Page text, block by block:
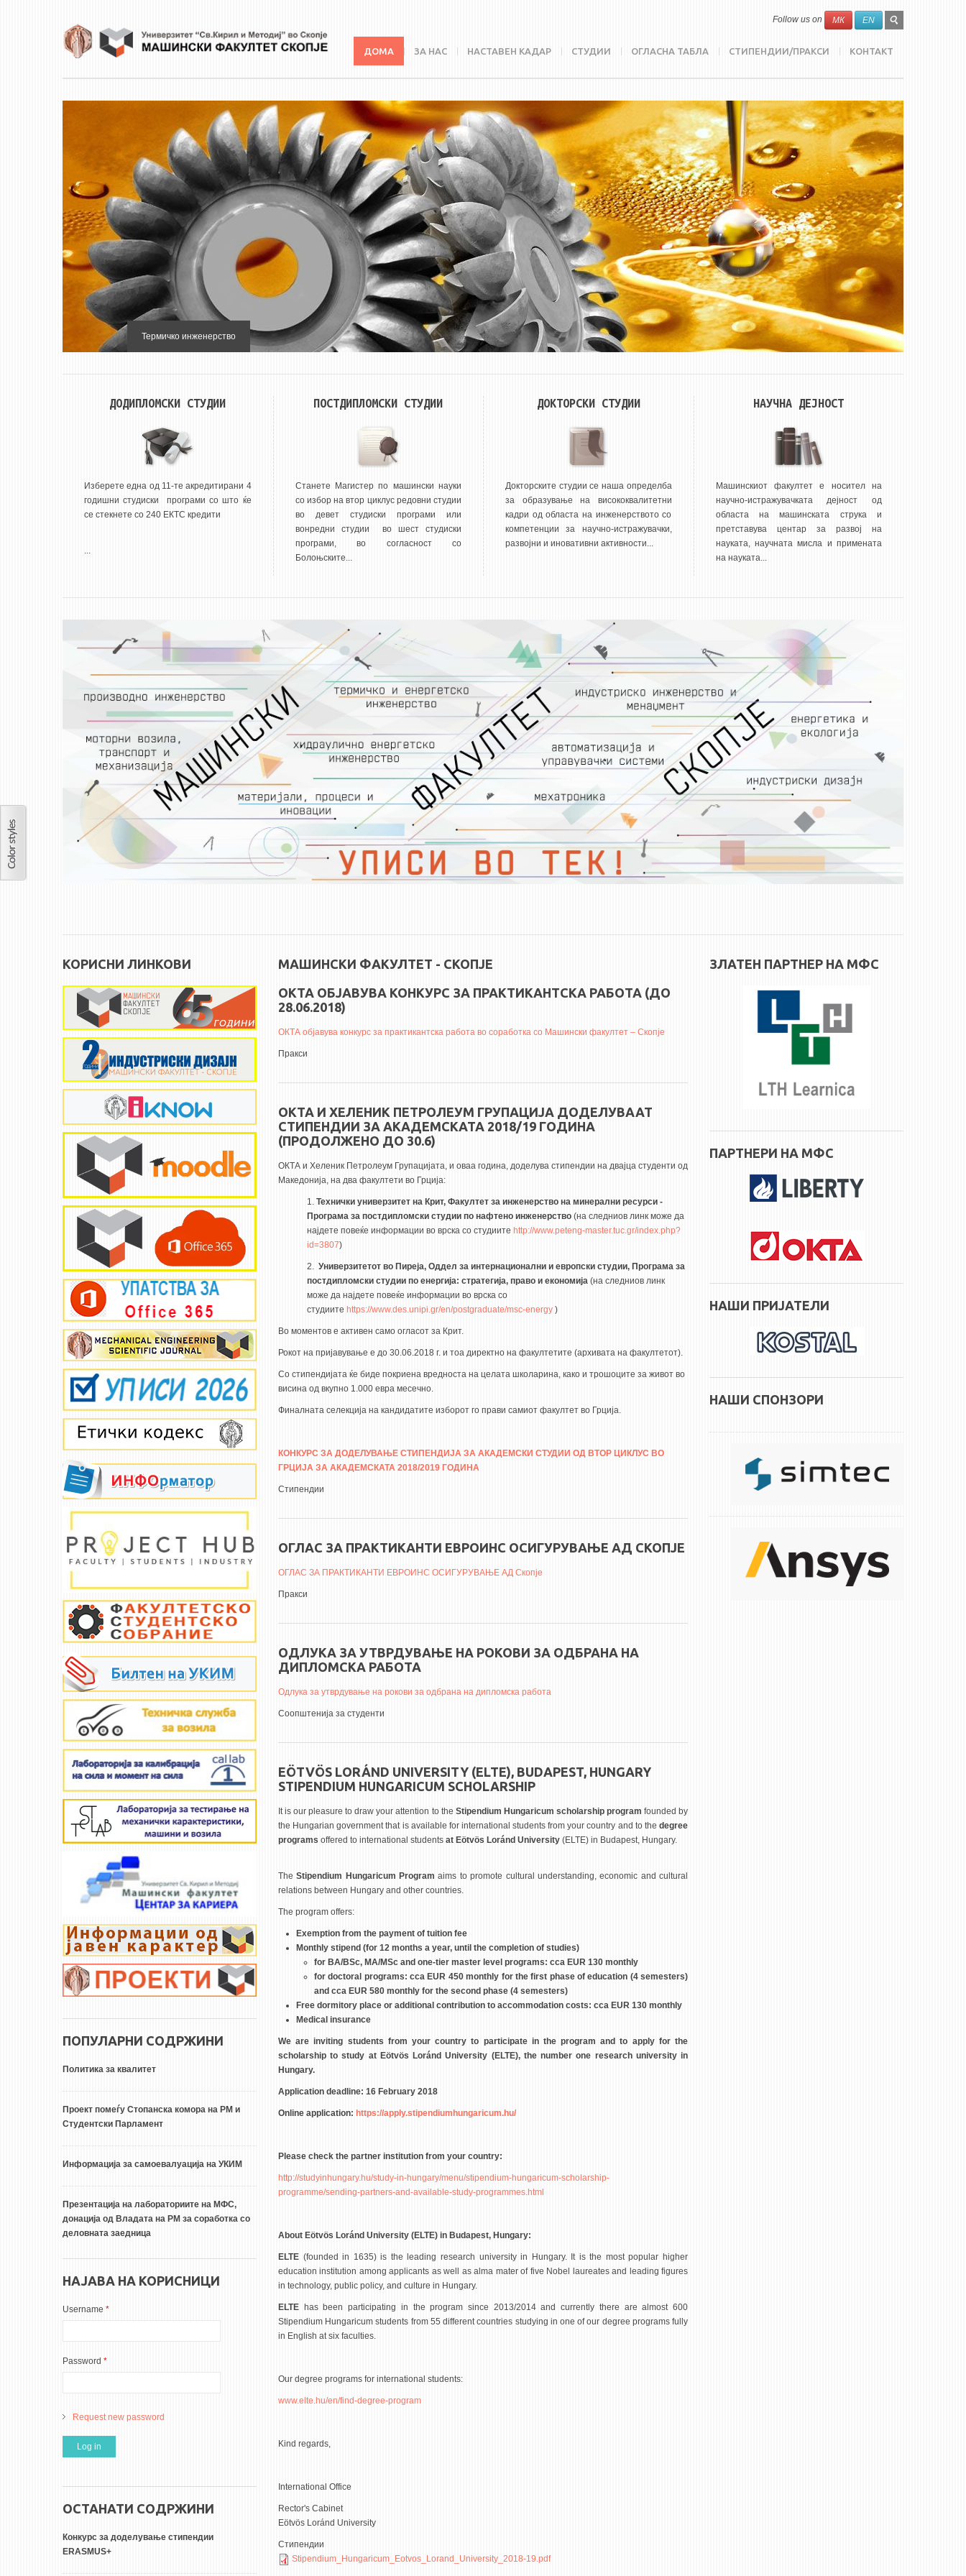
SEARCH
FORM
Search
Follow us on МК EN
ДОМА ЗА НАС НАСТАВЕН КАДАР СТУДИИ ОГЛАСНА ТАБЛА СТИПЕНДИИ/ПРАКСИ КОНТАКТ
Моторни возила
ДОДИПЛОМСКИ СТУДИИ
Изберете една од 11-те акредитирани 4
годишни студиски програми со што ќе
се стекнете со 240 ЕКТС кредити
...
ПОСТДИПЛОМСКИ СТУДИИ
Станете Магистер по машински науки
со избор на втор циклус редовни студии
во девет студиски програми или
вонредни студии во шест студиски
програми, во согласност со
Болоњските...
ДОКТОРСКИ СТУДИИ
Докторските студии се наша определба
за образување на висококвалитетни
кадри од областа на инженерството со
компетенции за научно-истражувачки,
развојни и иновативни активности...
НАУЧНА ДЕЈНОСТ
Машинскиот факултет е носител на
научно-истражувачката дејност од
областа на машинската струка и
претставува центар за развој на
науката, научната мисла и примената
на науката...
КОРИСНИ ЛИНКОВИ
ПОПУЛАРНИ СОДРЖИНИ
Политика за квалитет
Проект помеѓу Стопанска комора на РМ и
Студентски Парламент
Информација за самоевалуација на УКИМ
Презентација на лабораториите на МФС,
донација од Владата на РМ за соработка со
деловната заедница
НАЈАВА НА КОРИСНИЦИ
Username *
Password *
Request new password
ОСТАНАТИ СОДРЖИНИ
Конкурс за доделување стипендии
ERASMUS+
МАШИНСКИ ФАКУЛТЕТ - СКОПЈЕ
ОКТА ОБЈАВУВА КОНКУРС ЗА ПРАКТИКАНТСКА РАБОТА (ДО
28.06.2018)
ОКТА објавува конкурс за практикантска работа во соработка со Машински факултет – Скопје
Пракси
ОКТА И ХЕЛЕНИК ПЕТРОЛЕУМ ГРУПАЦИЈА ДОДЕЛУВААТ
СТИПЕНДИИ ЗА АКАДЕМСКАТА 2018/19 ГОДИНА
(ПРОДОЛЖЕНО ДО 30.6)
ОКТА и Хеленик Петролеум Групацијата, и оваа година, доделува стипендии на двајца студенти од
Македонија, на два факултети во Грција:
1. Технички универзитет на Крит, Факултет за инженерство на минерални ресурси -
Програма за постдипломски студии по нафтено инженерство (на следниов линк може да
најдете повеќе информации во врска со студиите http://www.peteng-master.tuc.gr/index.php?
id=3807)
2. Универзитетот во Пиреја, Оддел за интернационални и европски студии, Програма за
постдипломски студии по енергија: стратегија, право и економија (на следниов линк
може да најдете повеќе информации во врска со
студиите https://www.des.unipi.gr/en/postgraduate/msc-energy )
Во моментов е активен само огласот за Крит.
Рокот на пријавување е до 30.06.2018 г. и тоа директно на факултетите (архивата на факултетот).
Со стипендијата ќе биде покриена вредноста на целата школарина, како и трошоците за живот во
висина од вкупно 1.000 евра месечно.
Финалната селекција на кандидатите изборот го прави самиот факултет во Грција.
КОНКУРС ЗА ДОДЕЛУВАЊЕ СТИПЕНДИЈА ЗА АКАДЕМСКИ СТУДИИ ОД ВТОР ЦИКЛУС ВО
ГРЦИЈА ЗА АКАДЕМСКАТА 2018/2019 ГОДИНА
Стипендии
ОГЛАС ЗА ПРАКТИКАНТИ ЕВРОИНС OСИГУРУВАЊЕ АД СКОПЈЕ
ОГЛАС ЗА ПРАКТИКАНТИ ЕВРОИНС OСИГУРУВАЊЕ АД Скопје
Пракси
ОДЛУКА ЗА УТВРДУВАЊЕ НА РОКОВИ ЗА ОДБРАНА НА
ДИПЛОМСКА РАБОТА
Одлука за утврдување на рокови за одбрана на дипломска работа
Соопштенија за студенти
EÖTVÖS LORÁND UNIVERSITY (ELTE), BUDAPEST, HUNGARY
STIPENDIUM HUNGARICUM SCHOLARSHIP
It is our pleasure to draw your attention to the Stipendium Hungaricum scholarship program founded by
the Hungarian government that is available for international students from your country and to the degree
programs offered to international students at Eötvös Loránd University (ELTE) in Budapest, Hungary.
TheStipendium Hungaricum Program aims to promote cultural understanding, economic and cultural
relations between Hungary and other countries.
The program offers:
Exemption from the payment of tuition fee
Monthly stipend (for 12 months a year, until the completion of studies)
for BA/BSc, MA/MSc and one-tier master level programs: cca EUR 130 monthly
for doctoral programs: cca EUR 450 monthly for the first phase of education (4 semesters)
and cca EUR 580 monthly for the second phase (4 semesters)
Free dormitory place or additional contribution to accommodation costs: cca EUR 130 monthly
Medical insurance
We are inviting students from your country to participate in the program and to apply for the
scholarship to study at Eötvös Loránd University (ELTE), the number one research university in
Hungary.
Application deadline: 16 February 2018
Online application: https://apply.stipendiumhungaricum.hu/
Please check the partner institution from your country:
http://studyinhungary.hu/study-in-hungary/menu/stipendium-hungaricum-scholarship-
programme/sending-partners-and-available-study-programmes.html
About Eötvös Loránd University (ELTE) in Budapest, Hungary:
ELTE (founded in 1635) is the leading research university in Hungary. It is the most popular higher
education institution among applicants as well as alma mater of five Nobel laureates and leading figures
in technology, public policy, and culture in Hungary.
ELTE has been participating in the program since 2013/2014 and currently there are almost 600
Stipendium Hungaricum students from 55 different countries studying in one of our degree programs fully
in English at six faculties.
Our degree programs for international students:
www.elte.hu/en/find-degree-program
Kind regards,
International Office
Rector's Cabinet
Eötvös Loránd University
Стипендии
Stipendium_Hungaricum_Eotvos_Lorand_University_2018-19.pdf
ЗЛАТЕН ПАРТНЕР НА МФС
ПАРТНЕРИ НА МФС
НАШИ ПРИЈАТЕЛИ
НАШИ СПОНЗОРИ